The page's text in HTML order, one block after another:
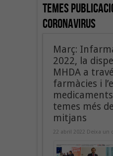
Temes
coronavirus
Març:
2022, la
MHDA a
farmàcies i
temes més
mitjans
22 abril 2022 Deixa un